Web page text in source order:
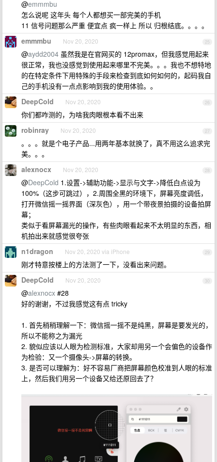
@emmmbu
怎么说呢 这年头 每个人都想买一部完美的手机
11 信号问题那么严重 便宜点 疯一样上 所以 归根结底。。。。
25
emmmbu Nov 20, 2020
@aydd2004 虽然我是在官网买的 12promax，但我感觉用起来
很正常，我也没感觉到使用起来哪里不完美。。。我也不想特地
的在特定条件下用特殊的手段来检查到底如何如何的，起码我自
己的手机没有一点点影响到我的使用体验。。
26
DeepCold Nov 20, 2020
你们都咋测的，为啥我肉眼根本看不出来
27
robinray Nov 20, 2020
。。。就是个电子产品...用两年基本就换了，真不用这么追求完
美。。。
28
alexnocx Nov 20, 2020
@DeepCold 1.设置->辅助功能->显示与文字->降低白点设为
100%（这步可跳过），2.周围全黑的环境下，屏幕亮度调低，
打开微信摇一摇界面（深灰色），用一个带夜景拍摄的设备拍屏
幕；
类似于看屏幕漏光的操作，有些肉眼看起来不太明显的东西，相
机拍出来就感觉很夸张
29
n1dragon Nov 20, 2020 via iPhone
刚才特意按楼上的方法测了一下，没看出来问题。
30
DeepCold Nov 20, 2020
@alexnocx #28
好的谢谢，不过我感觉这有点 tricky
1. 首先稍稍理解一下：微信摇一摇不是纯黑，屏幕是要发光的，
所以不能称之为漏光
2. 貌似应该以人眼为检测标准，大家却用另一个会偏色的设备作
为检验：又一个摄像头->屏幕的转换。
3. 是否可以理解为：好不容易厂商把屏幕颜色校准到人眼的标准
上，然后我们用另一个设备又给还原回去了？